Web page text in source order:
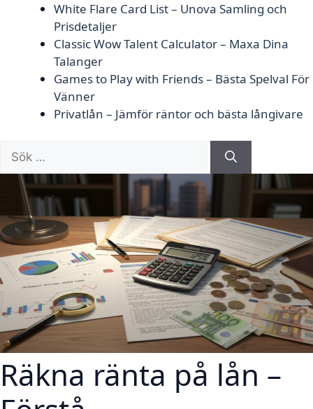
White Flare Card List – Unova Samling och
Prisdetaljer
Classic Wow Talent Calculator – Maxa Dina
Talanger
Games to Play with Friends – Bästa Spelval För
Vänner
Privatlån – Jämför räntor och bästa långivare
Sök
efter:
Räkna ränta på lån –